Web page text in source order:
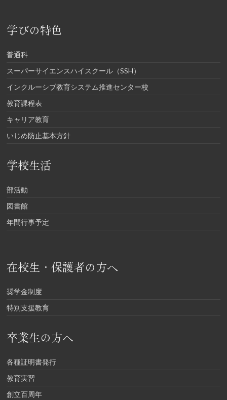
学びの特色
普通科
スーパーサイエンスハイスクール（SSH）
インクルーシブ教育システム推進センター校
教育課程表
キャリア教育
いじめ防止基本方針
学校生活
部活動
図書館
年間行事予定
在校生・保護者の方へ
奨学金制度
特別支援教育
卒業生の方へ
各種証明書発行
教育実習
創立百周年